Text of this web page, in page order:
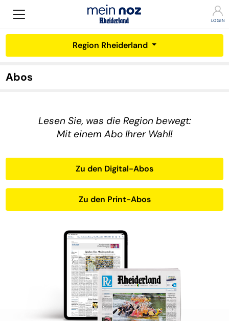
Region Rheiderland
Abos
Lesen Sie, was die Region bewegt:
Mit einem Abo Ihrer Wahl!
Zu den Digital-Abos
Zu den Print-Abos